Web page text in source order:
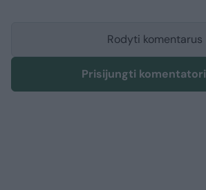
Rodyti komentarus
Prisijungti